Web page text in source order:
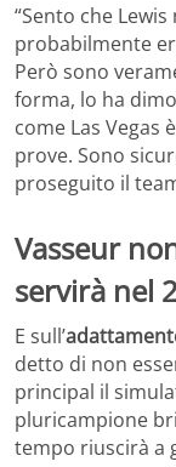
“Sento che
probabilmente
Però sono
forma, lo ha
come Las Vegas
prove. Sono
proseguito il
Vasseur
servirà nel
E sull’
detto di non
principal il
pluricampione
tempo riuscirà a